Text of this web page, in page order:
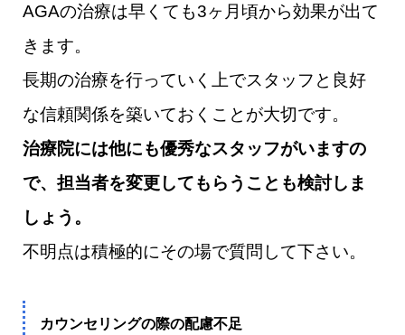
AGAの治療は早くても3ヶ月頃から効果が出て
きます。
長期の治療を行っていく上でスタッフと良好
な信頼関係を築いておくことが大切です。
治療院には他にも優秀なスタッフがいますの
で、担当者を変更してもらうことも検討しま
しょう。
不明点は積極的にその場で質問して下さい。
カウンセリングの際の配慮不足